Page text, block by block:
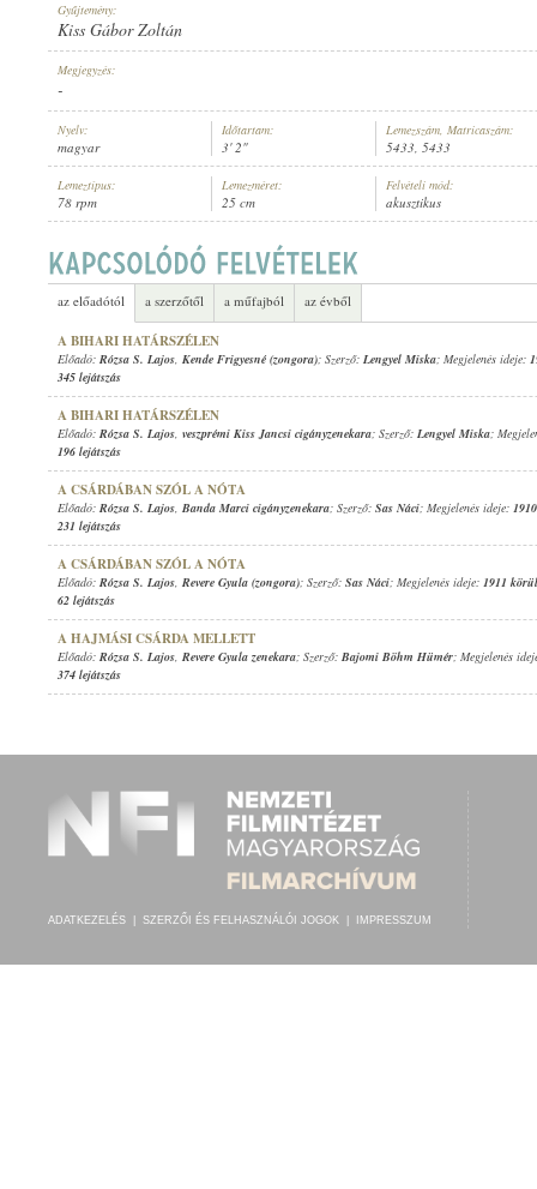
RÓZSA S. LAJOS ISMERETLEN ZENÉSZ (ZONGORA)
LEMEZSZÁM:
Gyűjtemény:
Kiss Gábor Zoltán
Megjegyzés:
-
Nyelv:
magyar
Időtartam:
3' 2"
Lemezszám, Matricaszám:
5433, 5433
Lemeztípus:
78 rpm
Lemezméret:
25 cm
Felvételi mód:
akusztikus
az előadótól a szerzőtől a műfajból az évből
A BIHARI HATÁRSZÉLEN
Előadó: Rózsa S. Lajos, Kende Frigyesné (zongora); Szerző: Lengyel Miska; Megjelenés ideje:
345 lejátszás
A BIHARI HATÁRSZÉLEN
Előadó: Rózsa S. Lajos, veszprémi Kiss Jancsi cigányzenekara; Szerző: Lengyel Miska;
196 lejátszás
A CSÁRDÁBAN SZÓL A NÓTA
Előadó: Rózsa S. Lajos, Banda Marci cigányzenekara; Szerző: Sas Náci; Megjelenés ideje:
231 lejátszás
A CSÁRDÁBAN SZÓL A NÓTA
Előadó: Rózsa S. Lajos, Revere Gyula (zongora); Szerző: Sas Náci; Megjelenés ideje: 1911 körül
62 lejátszás
A HAJMÁSI CSÁRDA MELLETT
Előadó: Rózsa S. Lajos, Revere Gyula zenekara; Szerző: Bajomi Böhm Hümér; Megjelenés
374 lejátszás
ADATKEZELÉS SZERZŐI ÉS FELHASZNÁLÓI JOGOK IMPRESSZUM